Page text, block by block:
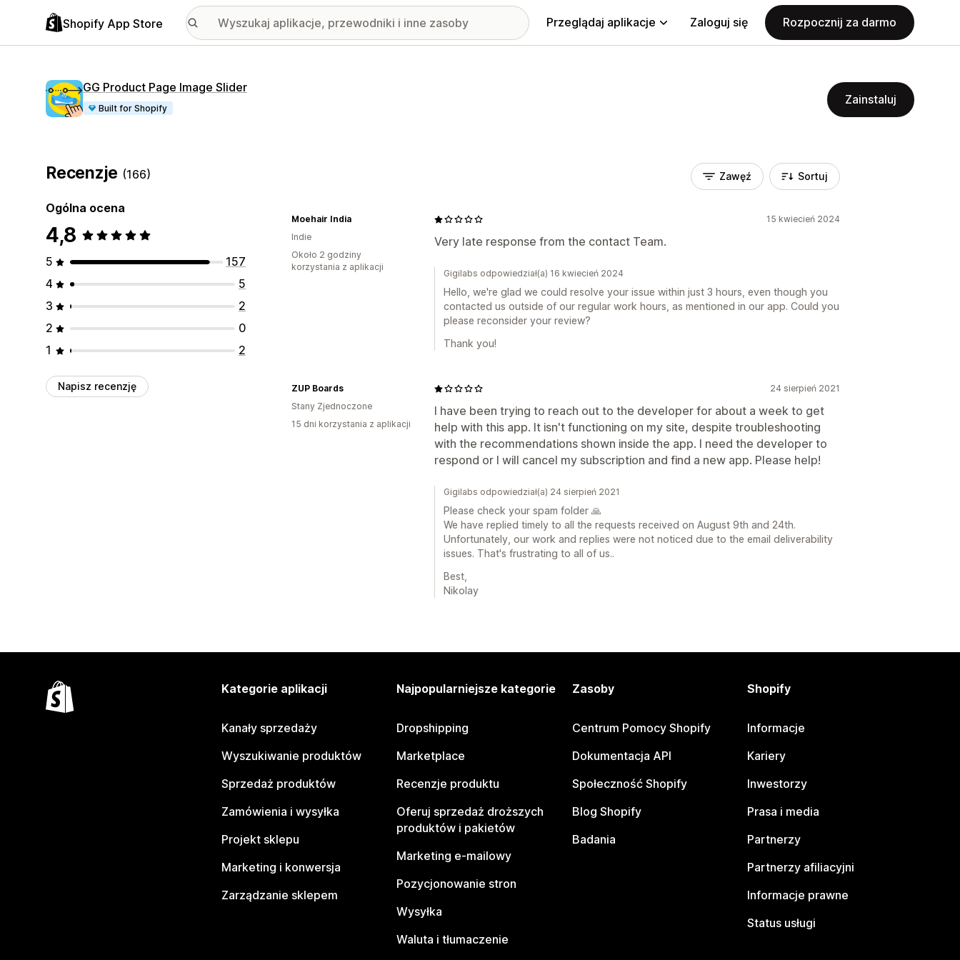
Shopify App Store Przeglądaj aplikacje Zaloguj się Rozpocznij za darmo
GG Product Page Image Slider
Built for Shopify
Zainstaluj
Recenzje (166)
Ogólna ocena
4,8
5
157
4
5
3
2
2
0
1
2
Napisz recenzję
Zawęź Sortuj
15 kwiecień 2024
Very late response from the contact Team.
Moehair India
Indie
Około 2 godziny
korzystania z aplikacji
Gigilabs odpowiedział(a) 16 kwiecień 2024
Hello, we're glad we could resolve your issue within just 3 hours, even though you
contacted us outside of our regular work hours, as mentioned in our app. Could you
please reconsider your review?
Thank you!
24 sierpień 2021
I have been trying to reach out to the developer for about a week to get
help with this app. It isn't functioning on my site, despite troubleshooting
with the recommendations shown inside the app. I need the developer to
respond or I will cancel my subscription and find a new app. Please help!
ZUP Boards
Stany Zjednoczone
15 dni korzystania z aplikacji
Gigilabs odpowiedział(a) 24 sierpień 2021
Please check your spam folder 🙏
We have replied timely to all the requests received on August 9th and 24th.
Unfortunately, our work and replies were not noticed due to the email deliverability
issues. That's frustrating to all of us..
Best,
Nikolay
Kategorie aplikacji
Kanały sprzedaży
Wyszukiwanie produktów
Sprzedaż produktów
Zamówienia i wysyłka
Projekt sklepu
Marketing i konwersja
Zarządzanie sklepem
Najpopularniejsze kategorie
Dropshipping
Marketplace
Recenzje produktu
Oferuj sprzedaż droższych
produktów i pakietów
Marketing e-mailowy
Pozycjonowanie stron
Wysyłka
Waluta i tłumaczenie
Zasoby
Centrum Pomocy Shopify
Dokumentacja API
Społeczność Shopify
Blog Shopify
Badania
Shopify
Informacje
Kariery
Inwestorzy
Prasa i media
Partnerzy
Partnerzy afiliacyjni
Informacje prawne
Status usługi